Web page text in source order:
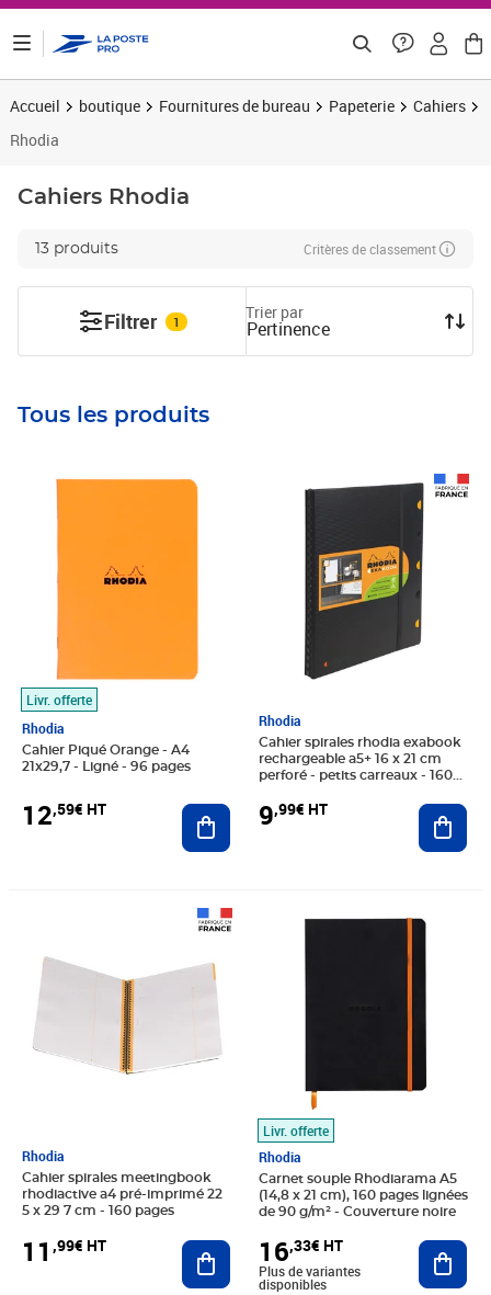
Accueil boutique Fournitures de bureau Papeterie
Cahiers
Rhodia
Cahiers Rhodia
13 produits Critères de classement
Filtrer 1 Trier par
Pertinence
Tous les produits
Livr. offerte
Rhodia
Cahier Piqué Orange - A4
21x29,7 - Ligné - 96 pages
12,59€ HT
Prix 12,59€ HT
Ajouter au panier
Rhodia
Cahier spirales rhodia exabook
rechargeable a5+ 16 x 21 cm
perforé - petits carreaux - 160
9,99€ HT
Prix 9,99€ HT
Rhodia
Cahier spirales meetingbook
rhodiactive a4 pré-imprimé 22
5 x 29 7 cm - 160 pages
11 ,99€ HT Ajouter au panier
Livr. offerte
Rhodia
Carnet souple Rhodiarama A5
(14,8 x 21 cm), 160 pages lignées
de 90 g/m² - Couverture noire
16,33€ HT
Prix 16,33€ HT
Plus de variantes
disponibles